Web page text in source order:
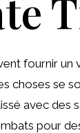
fournir
choses se
avec des
pour